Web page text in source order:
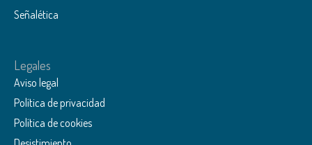
Señalética
Legales
Aviso legal
Política de privacidad
Política de cookies